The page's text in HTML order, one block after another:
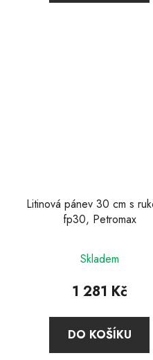
Litinová pánev 30 cm s
fp30, Petromax
Skladem
1 281 Kč
DO KOŠÍKU